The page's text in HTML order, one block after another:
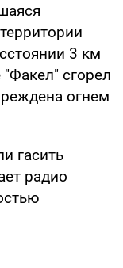
3 км
сгорел
огнем
гасить
радио